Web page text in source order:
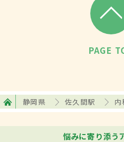
PAGE
静岡県 佐久間駅 内
悩みに寄り添う